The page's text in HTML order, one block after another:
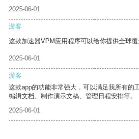
2025-06-01
游客
这款加速器VPM应用程序可以给你提供全球覆
2025-06-01
游客
这款app的功能非常强大，可以满足我所有的
编辑文档、制作演示文稿、管理日程安排等。
2025-06-01